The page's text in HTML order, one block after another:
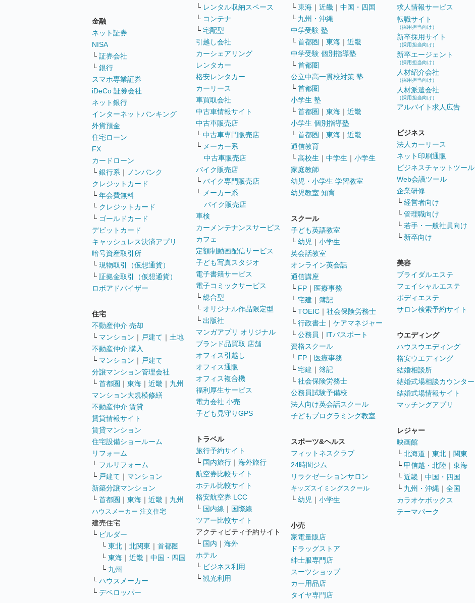
金融
ネット証券
NISA
└ 証券会社
└ 銀行
スマホ専業証券
iDeCo 証券会社
ネット銀行
インターネットバンキング
外貨預金
住宅ローン
FX
カードローン
└ 銀行系 ｜
ノンバンク
クレジットカード
└ 年会費無料
└ クレジットカード
└ ゴールドカード
デビットカード
キャッシュレス決済アプリ
暗号資産取引所
└ 現物取引（仮想通貨）
└ 証拠金取引（仮想通貨）
ロボアドバイザー
住宅
不動産仲介 売却
└ マンション ｜ 戸建て ｜ 土地
不動産仲介 購入
└ マンション ｜ 戸建て
分譲マンション管理会社
└ 首都圏 ｜ 東海 ｜ 近畿 ｜ 九州
マンション大規模修繕
不動産仲介 賃貸
賃貸情報サイト
賃貸マンション
住宅設備ショールーム
リフォーム
└ フルリフォーム
└ 戸建て ｜ マンション
新築分譲マンション
└ 首都圏 ｜ 東海 ｜ 近畿 ｜ 九州
ハウスメーカー 注文住宅
建売住宅
└ ビルダー
└ 東北 ｜ 北関東 ｜ 首都圏
└ 東海 ｜ 近畿 ｜ 中国・四国
└ 九州
└ ハウスメーカー
└ デベロッパー
└ レンタル収納スペース
└ コンテナ
└ 宅配型
引越し会社
カーシェアリング
レンタカー
格安レンタカー
カーリース
車買取会社
中古車情報サイト
中古車販売店
└ 中古車専門販売店
└ メーカー系
中古車販売店
バイク販売店
└ バイク専門販売店
└ メーカー系
バイク販売店
車検
カーメンテナンスサービス
カフェ
定額制動画配信サービス
子ども写真スタジオ
電子書籍サービス
電子コミックサービス
└ 総合型
└ オリジナル作品限定型
└ 出版社
マンガアプリ オリジナル
ブランド品買取 店舗
オフィス引越し
オフィス通販
オフィス複合機
福利厚生サービス
電力会社 小売
子ども見守りGPS
トラベル
旅行予約サイト
└ 国内旅行 ｜ 海外旅行
航空券比較サイト
ホテル比較サイト
格安航空券 LCC
└ 国内線 ｜ 国際線
ツアー比較サイト
アクティビティ予約サイト
└ 国内 ｜ 海外
ホテル
└ ビジネス利用
└ 観光利用
└ 東海 ｜ 近畿 ｜ 中国・四国
└ 九州・沖縄
中学受験 塾
└ 首都圏 ｜ 東海 ｜ 近畿
中学受験 個別指導塾
└ 首都圏
公立中高一貫校対策 塾
└ 首都圏
小学生 塾
└ 首都圏 ｜ 東海 ｜ 近畿
小学生 個別指導塾
└ 首都圏 ｜ 東海 ｜ 近畿
通信教育
└ 高校生 ｜ 中学生 ｜ 小学生
家庭教師
幼児・小学生 学習教室
幼児教室 知育
スクール
子ども英語教室
└ 幼児 ｜ 小学生
英会話教室
オンライン英会話
通信講座
└ FP ｜ 医療事務
└ 宅建 ｜ 簿記
└ TOEIC ｜ 社会保険労務士
└ 行政書士 ｜ ケアマネジャー
└ 公務員 ｜ ITパスポート
資格スクール
└ FP ｜ 医療事務
└ 宅建 ｜ 簿記
└ 社会保険労務士
公務員試験予備校
法人向け英会話スクール
子どもプログラミング教室
スポーツ&ヘルス
フィットネスクラブ
24時間ジム
リラクゼーションサロン
キッズスイミングスクール
└ 幼児 ｜ 小学生
小売
家電量販店
ドラッグストア
紳士服専門店
スーツショップ
カー用品店
タイヤ専門店
求人情報サービス
転職サイト
（採用担当向け）
新卒採用サイト
（採用担当向け）
新卒エージェント
（採用担当向け）
人材紹介会社
（採用担当向け）
人材派遣会社
（採用担当向け）
アルバイト求人広告
ビジネス
法人カーリース
ネット印刷通販
ビジネスチャットツール
Web会議ツール
企業研修
└ 経営者向け
└ 管理職向け
└ 若手・一般社員向け
└ 新卒向け
美容
ブライダルエステ
フェイシャルエステ
ボディエステ
サロン検索予約サイト
ウエディング
ハウスウエディング
格安ウエディング
結婚相談所
結婚式場相談カウンター
結婚式場情報サイト
マッチングアプリ
レジャー
映画館
└ 北海道 ｜ 東北 ｜ 関東
└ 甲信越・北陸 ｜ 東海
└ 近畿 ｜ 中国・四国
└ 九州・沖縄 ｜ 全国
カラオケボックス
テーマパーク